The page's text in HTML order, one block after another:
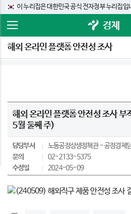
이 누리집은 대한민국 공식 전자정부 누리집입
경제
해외 온라인 플랫폼 안전성 조사
해외 온라인 플랫폼 안전성 조사
5월 둘째 주)
담당부서 노동공정상생정책관
공정경제
문의
02-2133-5375
수정일
2024-05-09